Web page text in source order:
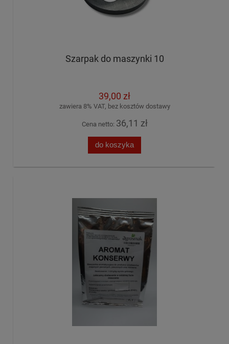
Szarpak do maszynki 10
39,00 zł
zawiera 8% VAT, bez kosztów dostawy
Cena netto: 36,11 zł
do koszyka